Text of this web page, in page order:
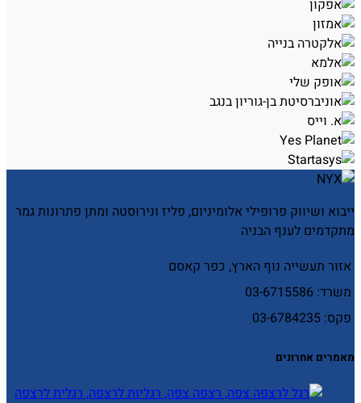
ייבוא ושיווק פרופילי אלומיניום, פליז ונירוסטה ומתן פתרונות גמר
מתקדמים לענף הבניה
אזור תעשייה נוף הארץ, כפר קאסם
משרד: 03-6715586
פקס: 03-6784235
מאמרים אחרונים